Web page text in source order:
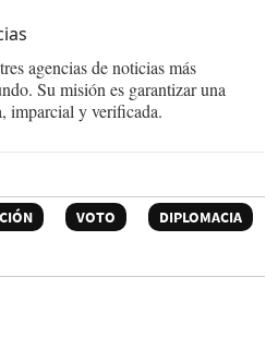
agencias de noticias más
Su misión es garantizar una
imparcial y verificada.
VOTO
DIPLOMACIA